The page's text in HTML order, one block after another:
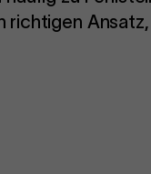
richtigen